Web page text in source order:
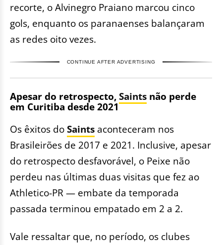
recorte, o Alvinegro Praiano marcou cinco
gols, enquanto os paranaenses balançaram
as redes oito vezes.
CONTINUE AFTER ADVERTISING
Apesar do retrospecto, Saints não perde
em Curitiba desde 2021
Os êxitos doSaints aconteceram nos
Brasileirões de 2017 e 2021. Inclusive, apesar
do retrospecto desfavorável, o Peixe não
perdeu nas últimas duas visitas que fez ao
Athletico-PR — embate da temporada
passada terminou empatado em 2 a 2.
Vale ressaltar que, no período, os clubes